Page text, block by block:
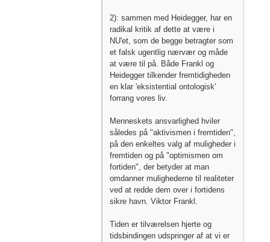
2): sammen med Heidegger, har en
radikal kritik af dette at være i
NU'et, som de begge betragter som
et falsk ugentlig nærvær og måde
at være til på. Både Frankl og
Heidegger tilkender fremtidigheden
en klar 'eksistential ontologisk'
forrang vores liv.
Menneskets ansvarlighed hviler
således på "aktivismen i fremtiden",
på den enkeltes valg af muligheder i
fremtiden og på "optimismen om
fortiden", der betyder at man
omdanner mulighederne til realiteter
ved at redde dem over i fortidens
sikre havn. Viktor Frankl.
Tiden er tilværelsen hjerte og
tidsbindingen udspringer af at vi er